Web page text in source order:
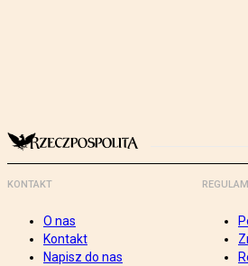
KONTAKT
O nas
Kontakt
Napisz do nas